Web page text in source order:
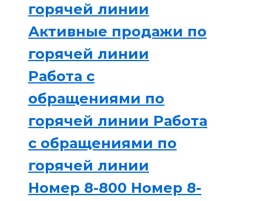
горячей линии
Активные продажи по
горячей линии
Работа с
обращениями по
горячей линии Работа
с обращениями по
горячей линии
Номер 8-800 Номер 8-